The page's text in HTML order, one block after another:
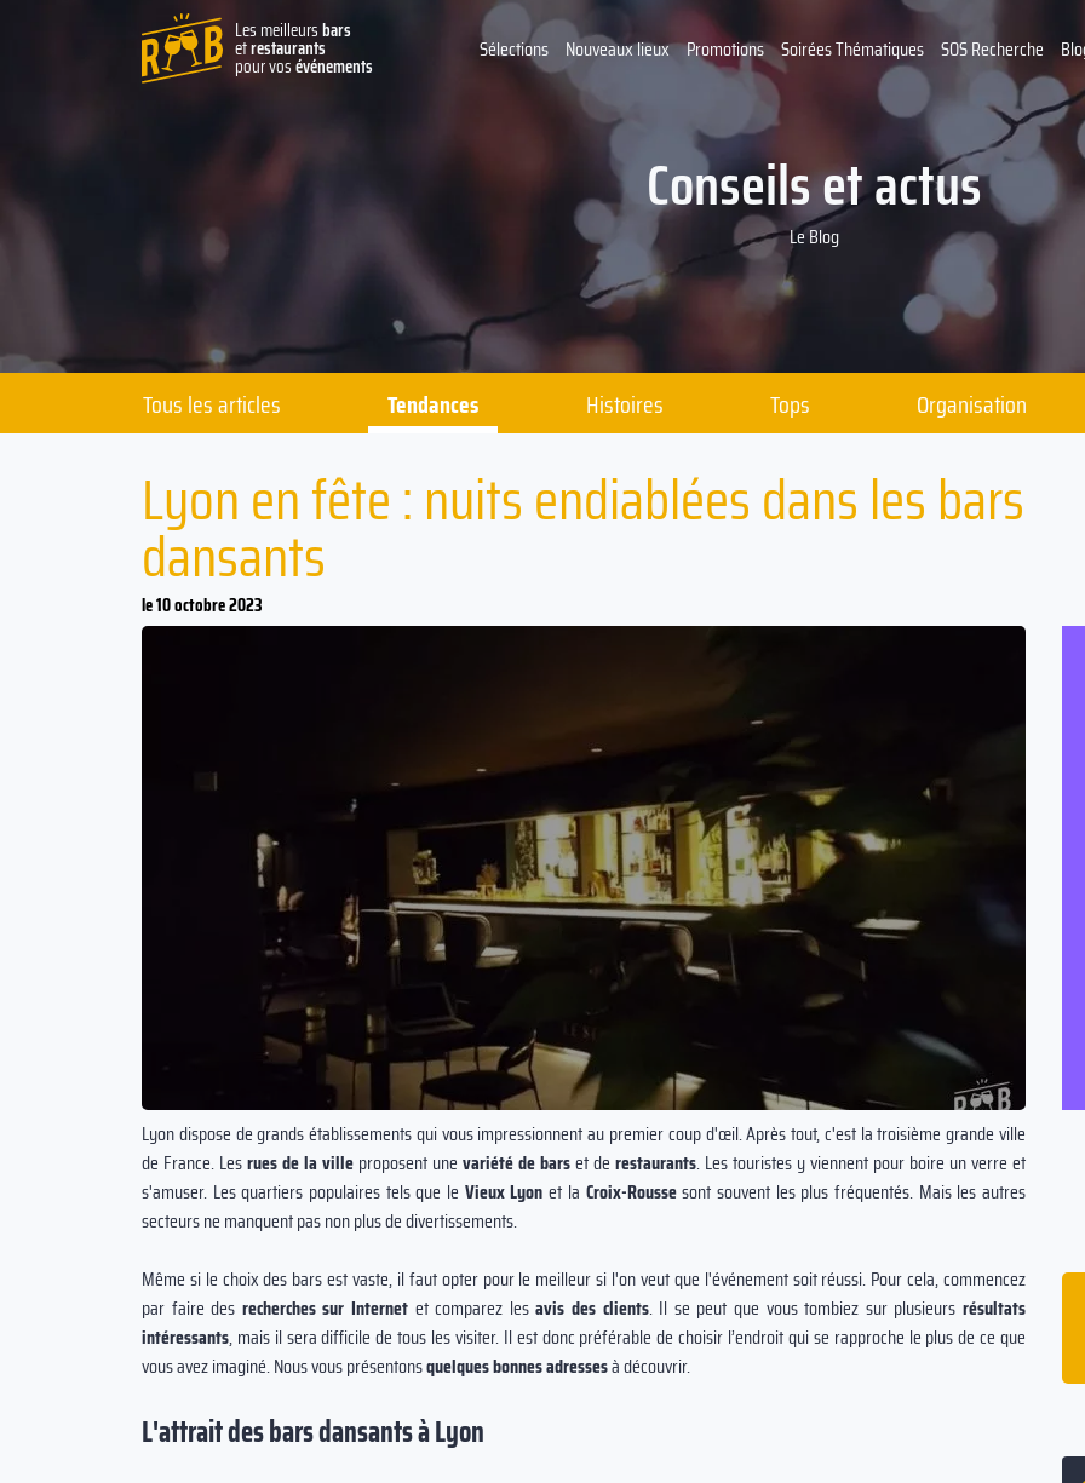
Les meilleursbars
etrestaurants
pour vosévénements
Sélections Nouveaux lieux Promotions Soirées Thématiques SOS Recherche
Conseils et actus
Le Blog
Tous les articles Tendances Histoires Tops Organisation
Lyon en fête : nuits endiablées dans les bars
dansants
le 10 octobre 2023
Lyon dispose de grands établissements qui vous impressionnent au premier coup d'œil. Après tout, c'est la troisième grande ville
de France. Lesrues de la ville proposent une variété de barset de restaurants. Les touristes y viennent pour boire un verre et
s'amuser. Les quartiers populaires tels que le Vieux Lyon et la Croix-Roussesont souvent les plus fréquentés. Mais les autres
secteurs ne manquent pas non plus de divertissements.
Même si le choix des bars est vaste, il faut opter pour le meilleur si l'on veut que l'événement soit réussi. Pour cela, commencez
par faire des recherches sur Internet et comparez lesavis des clients. Il se peut que vous tombiez sur plusieursrésultats
intéressants, mais il sera difficile de tous les visiter. Il est donc préférable de choisir l’endroit qui se rapproche le plus de ce que
vous avez imaginé. Nous vous présentonsquelques bonnes adressesà découvrir.
L'attrait des bars dansants à Lyon
La consommation d’alcool ne réchauffe
pas : au contraire, elle accentue le
refroidissement de l'organisme à moyen
16% des couples se sont rencontrés dans
un bar ou une boîte de nuit.